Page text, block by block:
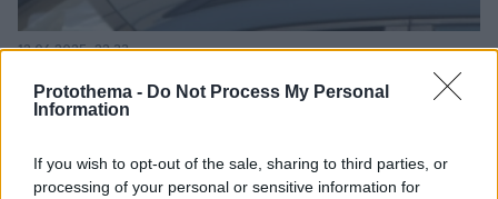
Protothema - Do Not Process My Personal
Information
If you wish to opt-out of the sale, sharing to third parties, or
processing of your personal or sensitive information for
Στη Σκιάθο η Κέιτ Χάντσον με την οικογένειά της για τις
καλοκαιρινές της διακοπές - Δείτε φωτογραφίες
12.06.2025, 22:33